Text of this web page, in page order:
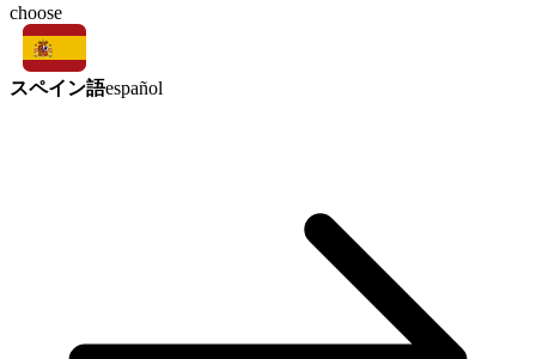
choose
スペイン語español